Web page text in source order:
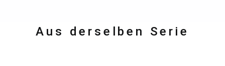
Aus derselben Serie